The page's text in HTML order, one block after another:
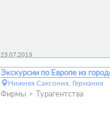
25.07.2013
Экскурсии по Европе из
Нижняя Саксония, Германия
Фирмы Турагентства